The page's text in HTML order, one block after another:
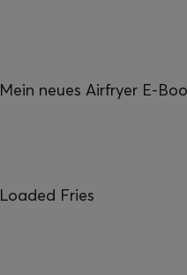
Mein neues Airfryer E-
Loaded Fries